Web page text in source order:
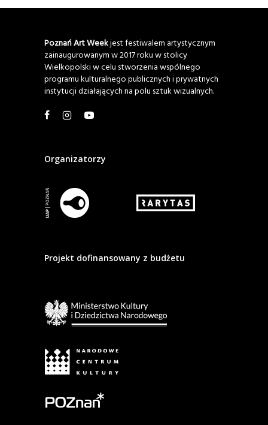
Poznań Art Weekjest festiwalem artystycznym
zainaugurowanym w 2017 roku w stolicy
Wielkopolski w celu stworzenia wspólnego
programu kulturalnego publicznych i prywatnych
instytucji działających na polu sztuk wizualnych.
Organizatorzy
Projekt dofinansowany z budżetu